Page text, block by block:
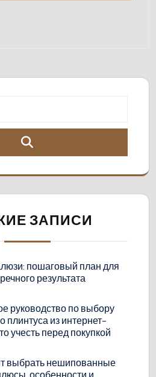
ЗАПИСИ
пошаговый план для
результата
руководство по выбору
плинтуса из интернет-
учесть перед покупкой
выбрать нешипованные
особенности и